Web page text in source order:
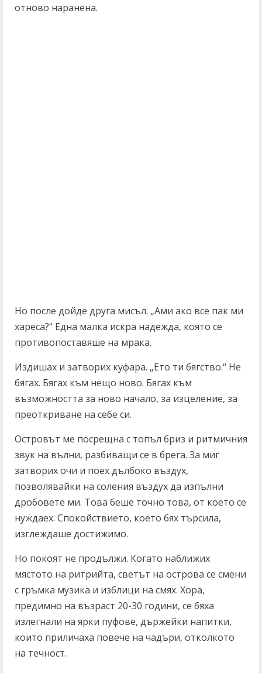
отново наранена.
Но после дойде друга мисъл. „Ами ако все пак ми
хареса?“ Една малка искра надежда, която се
противопоставяше на мрака.
Издишах и затворих куфара. „Ето ти бягство.“ Не
бягах. Бягах към нещо ново. Бягах към
възможността за ново начало, за изцеление, за
преоткриване на себе си.
Островът ме посрещна с топъл бриз и ритмичния
звук на вълни, разбиващи се в брега. За миг
затворих очи и поех дълбоко въздух,
позволявайки на соления въздух да изпълни
дробовете ми. Това беше точно това, от което се
нуждаех. Спокойствието, което бях търсила,
изглеждаше достижимо.
Но покоят не продължи. Когато наближих
мястото на ритрийта, светът на острова се смени
с гръмка музика и изблици на смях. Хора,
предимно на възраст 20-30 години, се бяха
излегнали на ярки пуфове, държейки напитки,
които приличаха повече на чадъри, отколкото
на течност.